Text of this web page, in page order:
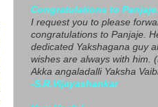
Congratulations to
I request you to please
congratulations to Panjaje.
dedicated Yakshagana guy
wishes are always with him.
Akka angaladalli Yaksha
-S.R.Vijayashankar